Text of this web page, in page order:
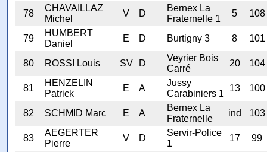
78
CHAVAILLAZ
Michel
V D
Bernex La
Fraternelle 1
5 108
79
HUMBERT
Daniel
E D Burtigny 3 8 101
80 ROSSI Louis SV D
Veyrier Bois
Carré
20 104
81
HENZELIN
Patrick
E A
Jussy
Carabiniers 1
13 100
82 SCHMID Marc E A
Bernex La
Fraternelle
ind 103
83
AEGERTER
Pierre
V D
Servir-Police
1
17 99